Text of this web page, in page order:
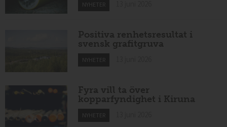
NYHETER
Positiva renhetsresultat i
svensk grafitgruva
NYHETER
Fyra vill ta över
kopparfyndighet i Kiruna
NYHETER